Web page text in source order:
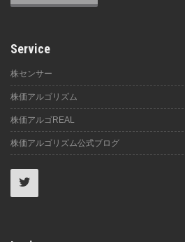
Service
株センサー
株価アルゴリズム
株価アルゴREAL
株価アルゴリズム公式ブログ